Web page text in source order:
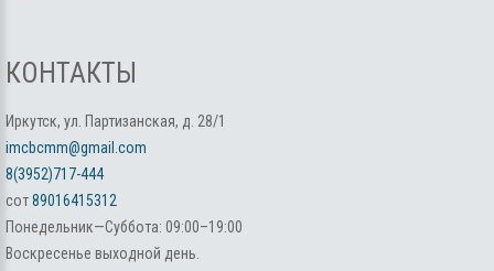
КОНТАКТЫ
Иркутск, ул. Партизанская, д. 28/1
imcbcmm@gmail.com
8(3952)717-444
сот89016415312
Понедельник—Суббота: 09:00–19:00
Воскресенье выходной день.